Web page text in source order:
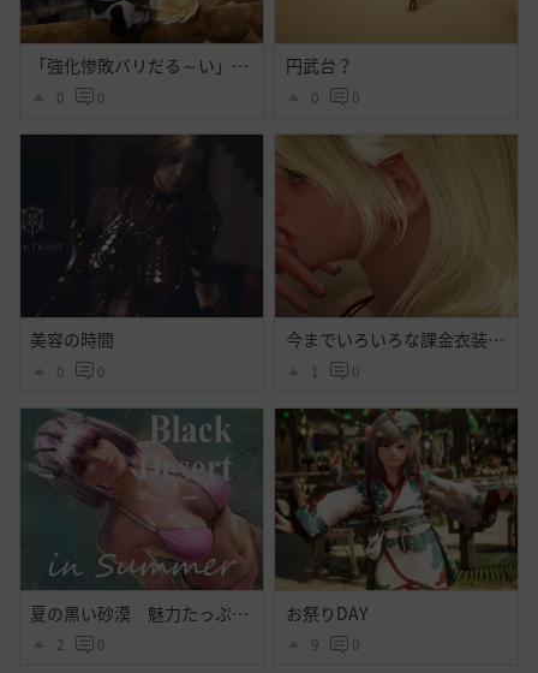
「強化惨敗バリだる～い」「・・・」
0 0
円武台？
0 0
美容の時間
0 0
今までいろいろな課金衣装出てそれなりに好きだったけど今回程心奪われた衣装はなかったよ・・大好きだよシトラス・・ハイセンス過ぎるよ黒砂漠☝️ぃえーぃ！
1 0
夏の黒い砂漠 魅力たっぷりシトラス衣装のｓｓ その２
2 0
お祭りDAY
9 0